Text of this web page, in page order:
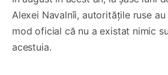
Alexei Navalnîi, autoritățile ruse
mod oficial că nu a existat nimic
acestuia.